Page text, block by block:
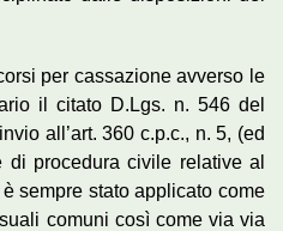
per cassazione avverso le
il citato D.Lgs. n. 546 del
all’art. 360 c.p.c., n. 5, (ed
procedura civile relative al
sempre stato applicato come
comuni così come via via